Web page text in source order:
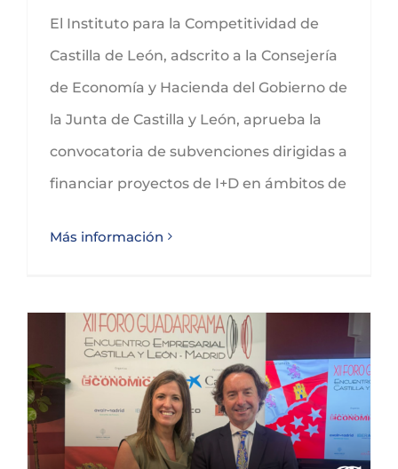
El Instituto para la Competitividad de
Castilla de León, adscrito a la Consejería
de Economía y Hacienda del Gobierno de
la Junta de Castilla y León, aprueba la
convocatoria de subvenciones dirigidas a
financiar proyectos de I+D en ámbitos de
Más información